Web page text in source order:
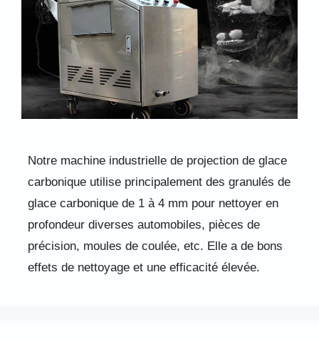
Notre machine industrielle de projection de glace
carbonique utilise principalement des granulés de
glace carbonique de 1 à 4 mm pour nettoyer en
profondeur diverses automobiles, pièces de
précision, moules de coulée, etc. Elle a de bons
effets de nettoyage et une efficacité élevée.